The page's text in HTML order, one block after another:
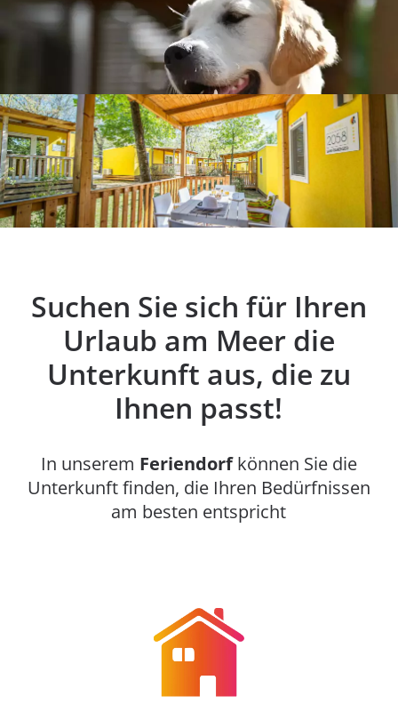
Suchen Sie sich für Ihren
Urlaub am Meer die
Unterkunft aus, die zu
Ihnen passt!
In unserem Feriendorfkönnen Sie die
Unterkunft finden, die Ihren Bedürfnissen
am besten entspricht